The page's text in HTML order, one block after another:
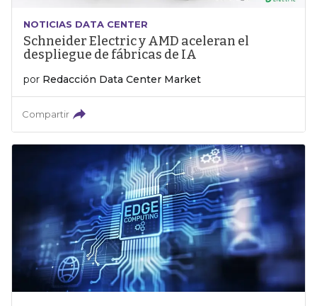
NOTICIAS DATA CENTER
Schneider Electric y AMD aceleran el
despliegue de fábricas de IA
por Redacción Data Center Market
Compartir